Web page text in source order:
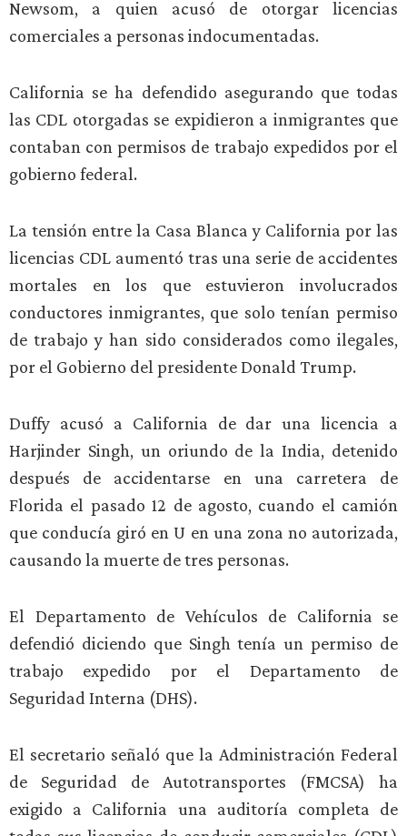
Newsom, a quien acusó de otorgar licencias
comerciales a personas indocumentadas.
California se ha defendido asegurando que todas
las CDL otorgadas se expidieron a inmigrantes que
contaban con permisos de trabajo expedidos por el
gobierno federal.
La tensión entre la Casa Blanca y California por las
licencias CDL aumentó tras una serie de accidentes
mortales en los que estuvieron involucrados
conductores inmigrantes, que solo tenían permiso
de trabajo y han sido considerados como ilegales,
por el Gobierno del presidente Donald Trump.
Duffy acusó a California de dar una licencia a
Harjinder Singh, un oriundo de la India, detenido
después de accidentarse en una carretera de
Florida el pasado 12 de agosto, cuando el camión
que conducía giró en U en una zona no autorizada,
causando la muerte de tres personas.
El Departamento de Vehículos de California se
defendió diciendo que Singh tenía un permiso de
trabajo expedido por el Departamento de
Seguridad Interna (DHS).
El secretario señaló que la Administración Federal
de Seguridad de Autotransportes (FMCSA) ha
exigido a California una auditoría completa de